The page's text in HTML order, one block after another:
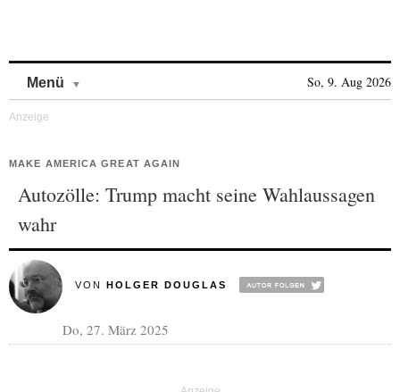
Menü So, 9. Aug 2026
MAKE AMERICA GREAT AGAIN
Autozölle: Trump macht seine Wahlaussagen
wahr
VON HOLGER DOUGLAS
Do, 27. März 2025